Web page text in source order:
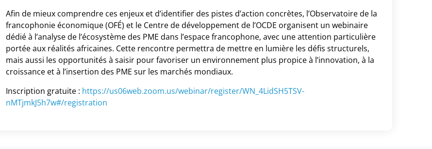
Afin de mieux comprendre ces enjeux et d’identifier des pistes d’action concrètes, l’Observatoire de la
francophonie économique (OFÉ) et le Centre de développement de l’OCDE organisent un webinaire
dédié à l’analyse de l’écosystème des PME dans l’espace francophone, avec une attention particulière
portée aux réalités africaines. Cette rencontre permettra de mettre en lumière les défis structurels,
mais aussi les opportunités à saisir pour favoriser un environnement plus propice à l’innovation, à la
croissance et à l’insertion des PME sur les marchés mondiaux.
Inscription gratuite : https://us06web.zoom.us/webinar/register/WN_4LidSH5TSV-
nMTjmkJ5h7w#/registration